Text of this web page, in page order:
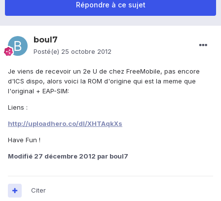
Répondre à ce sujet
boul7
Posté(e) 25 octobre 2012
Je viens de recevoir un 2e U de chez FreeMobile, pas encore
d'ICS dispo, alors voici la ROM d'origine qui est la meme que
l'original + EAP-SIM:
Liens :
http://uploadhero.co/dl/XHTAqkXs
Have Fun !
Modifié 27 décembre 2012 par boul7
Citer